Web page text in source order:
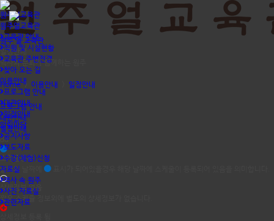
원주얼교육관
원주얼교육관
교육관 안내
직원 및 시설현황
교육관 주변전경
찾아 오는 길
이용안내
프로그램 안내
대관안내
일정안내
알림마당
공지사항
보도자료
수강(체험)신청
자료실
역사 속 원주
사진 자료실
관련자료
원주 얼 교육관
일정안내
역사와 문화가 함께하는 원주
Home> 이용안내 일정안내
프로그램 안내
대관안내
일정안내
dd
스케쥴등록
달력의 날짜에
상세정보 없음
짧은 스케쥴 정보외에 별도의 상세정보가 없습니다.